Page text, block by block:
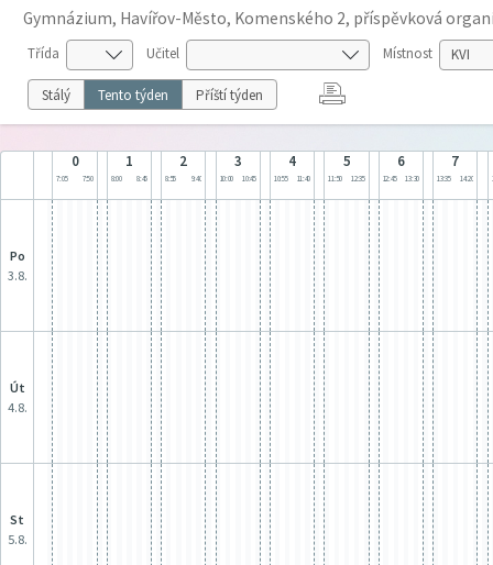
Gymnázium, Havířov-Město, Komenského 2, příspěvková
Třída Učitel Místnost
Stálý Tento týden Příští týden
0
7:05 7:50
1
8:00 8:45
2
8:55 9:40
3
10:00 10:45
4
10:55 11:40
5
11:50 12:35
6
12:45 13:30
7
13:35 14:20
po
3.8.
út
4.8.
st
5.8.